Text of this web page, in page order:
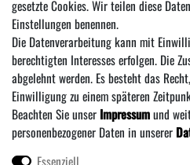
gesetzte Cookies. Wir teilen diese
Einstellungen benennen.
Die Datenverarbeitung kann mit
berechtigten Interesses erfolgen. Die
abgelehnt werden. Es besteht das
Einwilligung zu einem späteren
Beachten Sie unser Impressumund
personenbezogener Daten in unserer
Essenziell